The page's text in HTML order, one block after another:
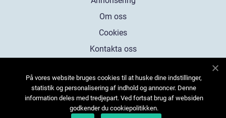
Om oss
Cookies
Kontakta oss
På vores website bruges cookies til at huske dine indstillinger,
statistik og personalisering af indhold og annoncer. Denne
information deles med tredjepart. Ved fortsat brug af websiden
godkender du cookiepolitikken.